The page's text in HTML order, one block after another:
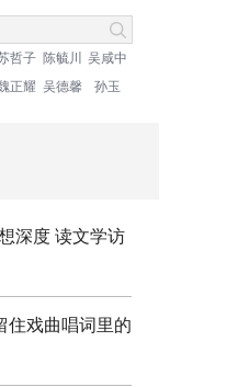
哲子 陈毓川
吴咸中
正耀 吴德馨 孙玉
深度 读文学访
住戏曲唱词里的